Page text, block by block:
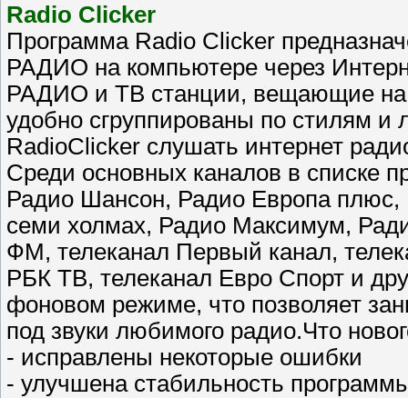
Radio Clicker
Программа Radio Clicker
РАДИО на компьютере через
РАДИО и ТВ станции, вещающие на
удобно сгруппированы по стилям и
RadioClicker слушать интернет
Среди основных каналов в списке
Радио Шансон, Радио Европа
семи холмах, Радио Максимум,
ФМ, телеканал Первый канал,
РБК ТВ, телеканал Евро Спорт и
фоновом режиме, что позволяет
под звуки любимого радио.Что
- исправлены некоторые ошибки
- улучшена стабильность